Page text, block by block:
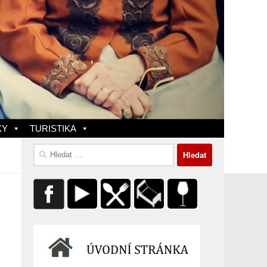
TURISTIKA
Vyhledávání